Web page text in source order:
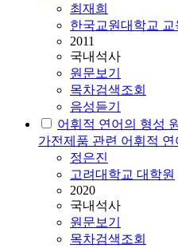
최재희
한국교원대학교 교
2011
국내석사
원문보기
목차검색조회
음성듣기
어휘적 연어 의 형성
가전제품 관련 어휘적 연
정은진
고려대학교 대학원
2020
국내석사
원문보기
목차검색조회